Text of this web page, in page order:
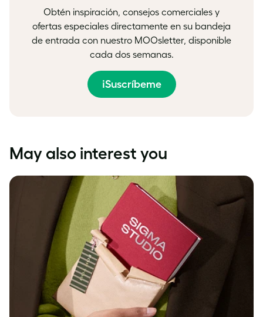
Obtén inspiración, consejos comerciales y
ofertas especiales directamente en su bandeja
de entrada con nuestro MOOsletter, disponible
cada dos semanas.
¡Suscríbeme
May also interest you